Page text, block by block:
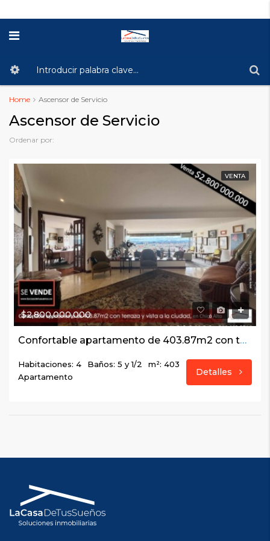
Home Ascensor de Servicio
Ascensor de Servicio
Ordenar por:
VENTA
$2,800,000,000
Confortable apartamento de 403.87m2 con terraza y vista a la ciudad, en Chicó Alto
Habitaciones: 4 Baños: 5 y 1/2
m²: 403
Apartamento
Detalles